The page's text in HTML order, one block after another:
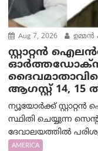
Aug 7, 2026 ഉമ്മന്‍
സ്റ്റാറ്റൻ
ഓർത്തഡോക്സ്
ആഗസ്റ്റ് 14, 15
ന്യൂയോർക്ക്
സ്ഥിതി ചെയ്യുന്ന
ദേവാലയത്തിൽ
AMERICA